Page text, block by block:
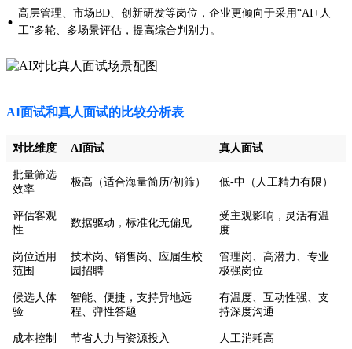
· 高层管理、市场BD、创新研发等岗位，企业更倾向于采用“AI+人
工”多轮、多场景评估，提高综合判别力。
AI面试和真人面试的比较分析表
对比维度 AI面试 真人面试
批量筛选
效率
极高（适合海量简历/初筛） 低-中（人工精力有限）
评估客观
性
数据驱动，标准化无偏见
受主观影响，灵活有温
度
岗位适用
范围
技术岗、销售岗、应届生校
园招聘
管理岗、高潜力、专业
极强岗位
候选人体
验
智能、便捷，支持异地远
程、弹性答题
有温度、互动性强、支
持深度沟通
成本控制 节省人力与资源投入 人工消耗高